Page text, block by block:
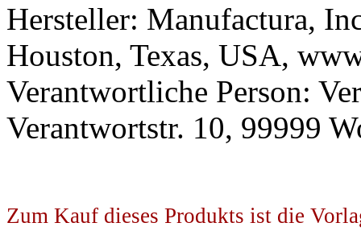
Hersteller: Manufactura,
Houston, Texas, USA,
Verantwortliche Person:
Verantwortstr. 10, 99999
Zum Kauf dieses Produkts ist die